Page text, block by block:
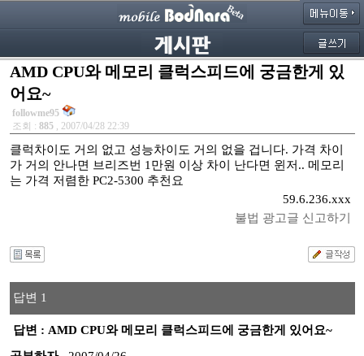
AMD CPU와 메모리 클럭스피드에 궁금한게 있
어요~
followme95
조회 : 885 , 2007/04/28 22:39
클럭차이도 거의 없고 성능차이도 거의 없을 겁니다. 가격 차이
가 거의 안나면 브리즈번 1만원 이상 차이 난다면 윈저.. 메모리
는 가격 저렴한 PC2-5300 추천요
59.6.236.xxx
불법 광고글 신고하기
답변 1
답변 : AMD CPU와 메모리 클럭스피드에 궁금한게 있어요~